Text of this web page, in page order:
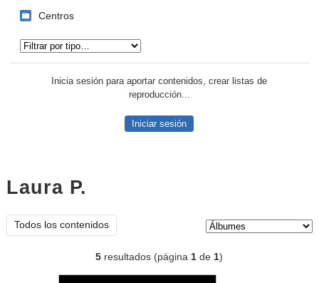
Centros
Inicia sesión para aportar contenidos, crear listas de
reproducción...
Iniciar sesión
Laura P.
Todos los contenidos
5 resultados (página1 de1)